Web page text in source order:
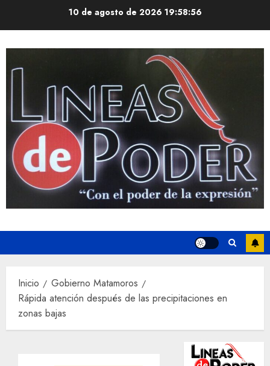
10 de agosto de 202619:58:57
Inicio
Gobierno Matamoros
Rápida atención después de las precipitaciones en
zonas bajas